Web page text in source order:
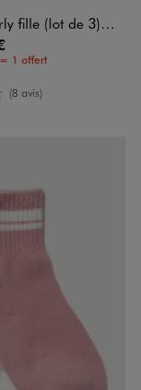
(lot de 3) - Diddl
1 offert
moyenne
(8 avis)